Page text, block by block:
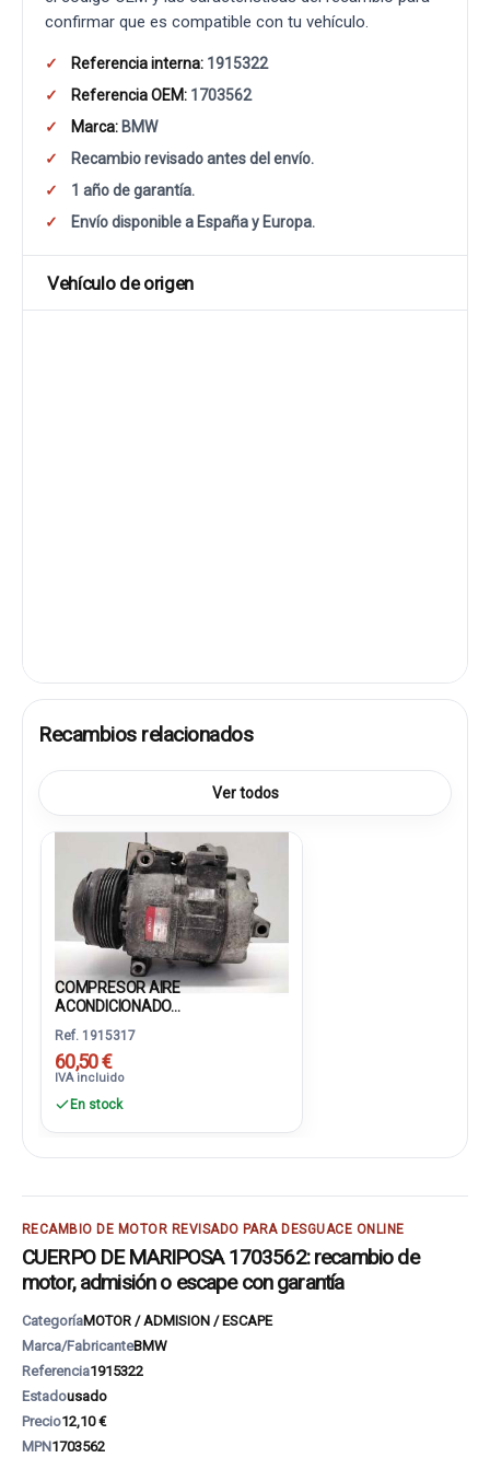
confirmar que es compatible con tu vehículo.
Referencia interna: 1915322
Referencia OEM: 1703562
Marca: BMW
Recambio revisado antes del envío.
1 año de garantía.
Envío disponible a España y Europa.
Vehículo de origen
Recambios relacionados
Ver todos
COMPRESOR AIRE
ACONDICIONADO...
Ref. 1915317
60,50 €
IVA incluido
En stock
RECAMBIO DE MOTOR REVISADO PARA DESGUACE ONLINE
CUERPO DE MARIPOSA 1703562: recambio de
motor, admisión o escape con garantía
CategoríaMOTOR / ADMISION / ESCAPE
Marca/FabricanteBMW
Referencia1915322
Estadousado
Precio12,10 €
MPN1703562